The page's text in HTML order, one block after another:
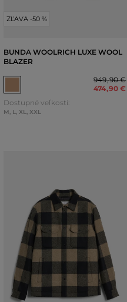
ZĽAVA -50 %
BUNDA WOOLRICH LUXE WOOL
BLAZER
949,90 €
474,90 €
Dostupné veľkosti:
M, L, XL, XXL